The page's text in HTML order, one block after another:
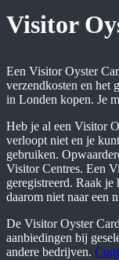
Visitor
Een Visitor Oyster
verzendkosten en het
in Londen kopen. Je
Heb je al een Visitor
verloopt niet en je
gebruiken.
Visitor Centres. Een
geregistreerd. Raak
daarom niet naar een
De Visitor Oyster
aanbiedingen bij
andere bedrijven.